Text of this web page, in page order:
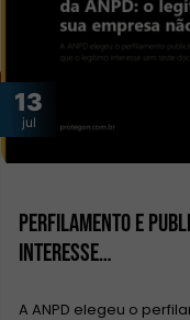
13
jul
Perfilamento e
interesse…
A ANPD elegeu o